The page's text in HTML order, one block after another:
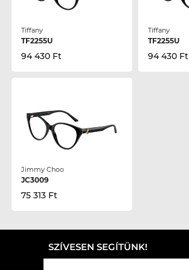
Tiffany
TF2255U
94 430 Ft
Tiffany
TF2255U
94 430 Ft
Jimmy Choo
JC3009
75 313 Ft
SZÍVESEN SEGÍTÜNK!